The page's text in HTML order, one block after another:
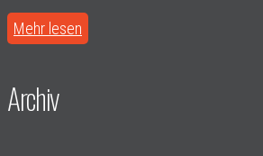
Mehr lesen
Archiv